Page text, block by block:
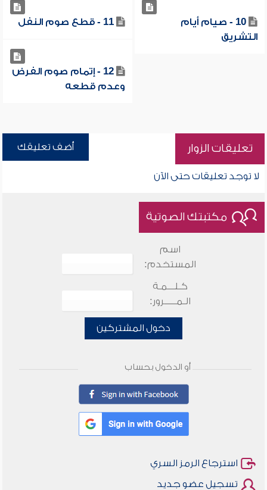
10 - صيام أيام
التشريق
11 - قطع صوم النفل
12 - إتمام صوم الفرض
وعدم قطعه
تعليقات الزوار أضف تعليقك
لا توجد تعليقات حتى الآن
مكتبتك الصوتية
اسم
المستخدم:
كـلـــمـة
الـمـــــرور:
دخول المشتركين
أو الدخول بحساب
استرجاع الرمز السري
تسجيل عضو جديد